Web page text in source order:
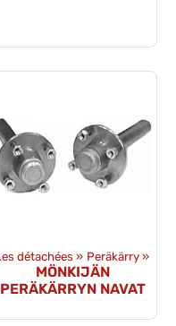
Pièces détachées ‪» Peräkärry ‪»
MÖNKIJÄN
PERÄKÄRRYN NAVAT